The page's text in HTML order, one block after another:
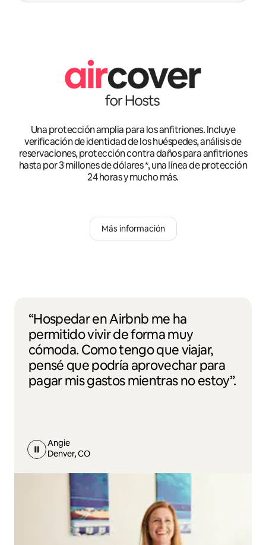
Una protección amplia para los anfitriones. Incluye
verificación de identidad de los huéspedes, análisis de
reservaciones, protección contra daños para anfitriones
hasta por 3 millones de dólares *, una línea de protección
24 horas y mucho más.
Más información
“Hospedar en Airbnb me ha
permitido vivir de forma muy
cómoda. Como tengo que viajar,
pensé que podría aprovechar para
pagar mis gastos mientras no estoy”.
Angie
Denver, CO